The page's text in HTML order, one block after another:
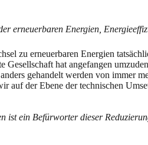
erneuerbaren Energien,
zu erneuerbaren Energien
hat angefangen
gehandelt werden von immer
auf der Ebene der technischen
ist ein Befürworter dieser